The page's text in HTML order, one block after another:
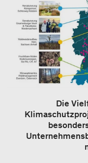
Die